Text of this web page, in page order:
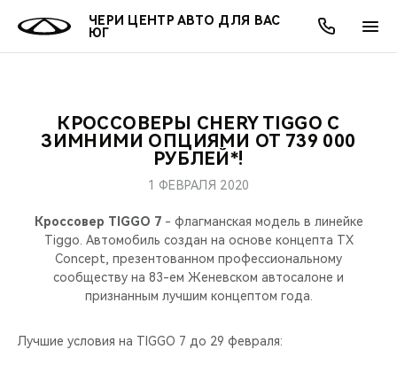
ЧЕРИ ЦЕНТР АВТО ДЛЯ ВАС
ЮГ
МОДЕЛИ
КРОССОВЕРЫ
СЕДАНЫ
НОВИНКИ
ПОКУПАТЕЛЯМ
КРЕДИТ И СТРАХОВАНИЕ
ВЛАДЕЛЬЦАМ
ЗАПЧАСТИ И АКСЕССУАРЫ
ПОДДЕРЖКА
МИР CHERY
О БРЕНДЕ
CHERY В СОЦСЕТЯХ
АКЦИИ
ОНЛАЙН СЕРВИСЫ
КРЕДИТ
О КОМПАНИИ
МЫ В СОЦСЕТЯХ
КРОССОВЕРЫ CHERY TIGGO С
ЗИМНИМИ ОПЦИЯМИ ОТ 739 000
РУБЛЕЙ*!
1 ФЕВРАЛЯ 2020
Кроссовер TIGGO 7- флагманская модель в линейке
Tiggo. Автомобиль создан на основе концепта TX
Concept, презентованном профессиональному
сообществу на 83-ем Женевском автосалоне и
признанным лучшим концептом года.
Лучшие условия на TIGGO 7 до 29 февраля: